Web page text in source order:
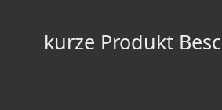
kurze Produkt